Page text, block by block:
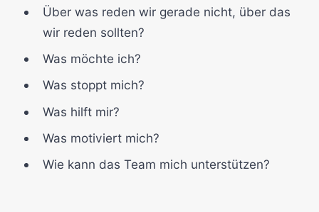
Über was reden wir gerade nicht, über das
wir reden sollten?
Was möchte ich?
Was stoppt mich?
Was hilft mir?
Was motiviert mich?
Wie kann das Team mich unterstützen?